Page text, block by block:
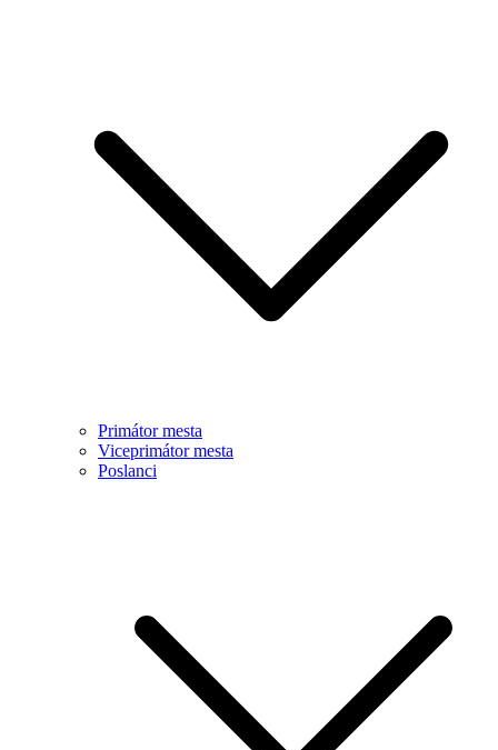
Primátor mesta
Viceprimátor mesta
Poslanci